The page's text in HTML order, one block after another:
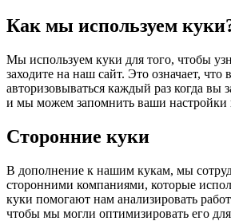
Как мы используем
Мы используем куки для того, чтобы
заходите на наш сайт. Это означает,
авторизовываться каждый раз когда вы
и мы можем запомнить ваши настройки
Сторонние куки
В дополнение к нашим кукам, мы
сторонними компаниями, которые
куки помогают нам анализировать
чтобы мы могли оптимизировать его